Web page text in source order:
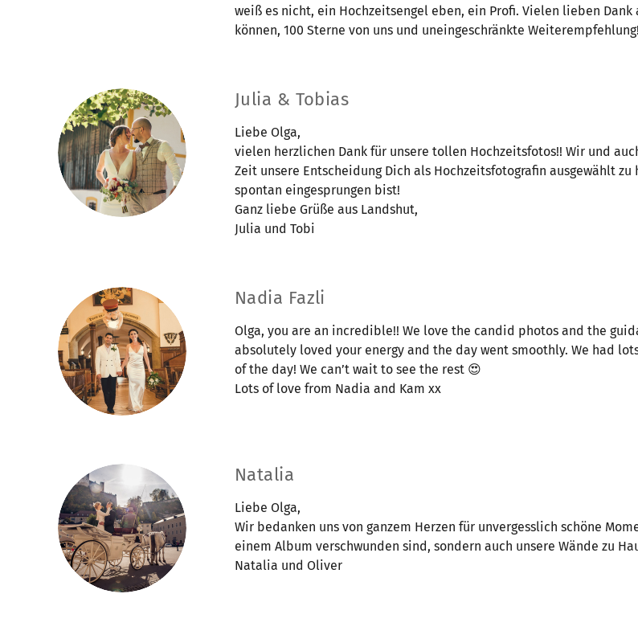
weiß es nicht, ein Hochzeitsengel eben, ein Profi. Vielen lieben
können, 100 Sterne von uns und uneingeschränkte
Julia & Tobias
Liebe Olga,
vielen herzlichen Dank für unsere tollen Hochzeitsfotos!! Wir und
Zeit unsere Entscheidung Dich als Hochzeitsfotografin ausgewählt
spontan eingesprungen bist!
Ganz liebe Grüße aus Landshut,
Julia und Tobi
Nadia Fazli
Olga, you are an incredible!! We love the candid photos and the
absolutely loved your energy and the day went smoothly. We had
of the day! We can’t wait to see the rest 😍
Lots of love from Nadia and Kam xx
Natalia
Liebe Olga,
Wir bedanken uns von ganzem Herzen für unvergesslich schöne
einem Album verschwunden sind, sondern auch unsere Wände zu
Natalia und Oliver